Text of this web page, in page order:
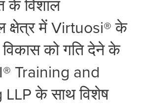
के विशाल
क्षेत्र में Virtuosi® के
को गति देने के
Training and
के साथ विशेष